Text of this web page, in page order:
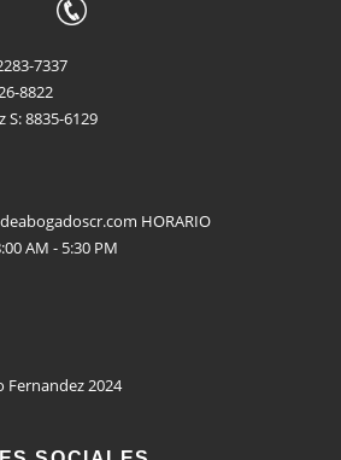
7337
8822
S: 8835-6129
HORARIO
AM - 5:30 PM
Fernandez 2024